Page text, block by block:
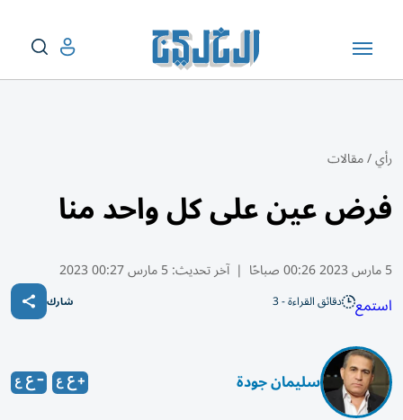
رأي/مقالات
فرض عين على كل واحد منا
5 مارس 2023 00:26 صباحًا | آخر تحديث:5 مارس 00:27 2023
استمع دقائق القراءة - 3 شارك
سليمان جودة